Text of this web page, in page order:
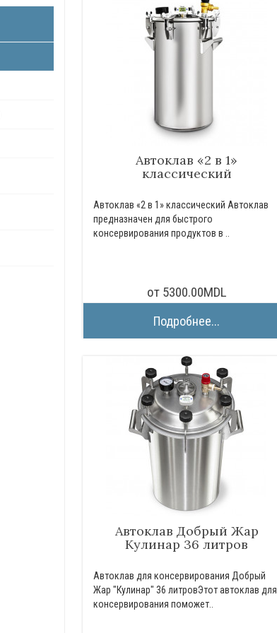
Автоклав «2 в 1»
классический
Автоклав «2 в 1» классический Автоклав
предназначен для быстрого
консервирования продуктов в ..
от 5300.00MDL
Подробнее...
Автоклав Добрый Жар
Кулинар 36 литров
Автоклав для консервирования Добрый
Жар "Кулинар" 36 литровЭтот автоклав для
консервирования поможет..